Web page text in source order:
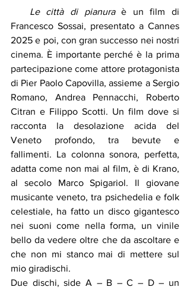
   Le città di pianura
è un film di
Francesco Sossai, presentato a Cannes
2025 e poi, con gran successo nei nostri
cinema. È importante perché è la prima
partecipazione come attore protagonista
di Pier Paolo Capovilla, assieme a Sergio
Romano, Andrea Pennacchi, Roberto
Citran e Filippo Scotti. Un film dove si
racconta la desolazione acida del
Veneto profondo, tra bevute e
fallimenti. La colonna sonora, perfetta,
adatta come non mai al film, è di Krano,
al secolo Marco Spigariol. Il giovane
musicante veneto, tra psichedelia e folk
celestiale, ha fatto un disco gigantesco
nei suoni come nella forma, un vinile
bello da vedere oltre che da ascoltare e
che non mi stanco mai di mettere sul
mio giradischi.
Due dischi, side A – B – C – D – un